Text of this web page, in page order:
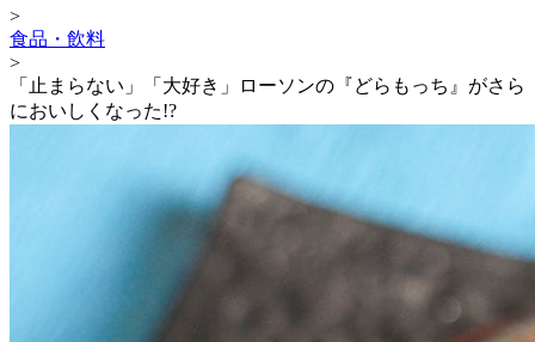
>
食品・飲料
>
「止まらない」「大好き」ローソンの『どらもっち』がさら
においしくなった!?